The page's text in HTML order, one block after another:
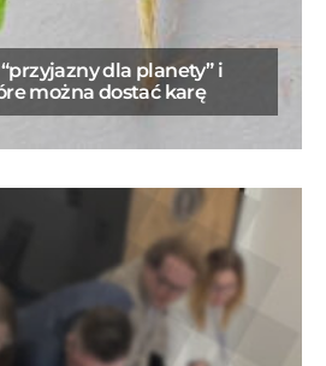
dla planety” i
można dostać karę